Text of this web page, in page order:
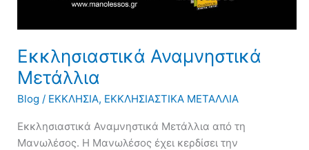
Εκκλησιαστικά Αναμνηστικά
Μετάλλια
Blog / ΕΚΚΛΗΣΙΑ, ΕΚΚΛΗΣΙΑΣΤΙΚΑ ΜΕΤΑΛΛΙΑ
Εκκλησιαστικά Αναμνηστικά Μετάλλια από τη
Μανωλέσος. Η Μανωλέσος έχει κερδίσει την